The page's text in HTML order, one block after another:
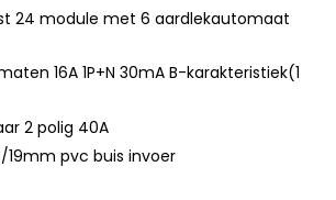
24 module met 6 aardlekautomaat
16A 1P+N 30mA B-karakteristiek(1
2 polig 40A
19mm pvc buis invoer